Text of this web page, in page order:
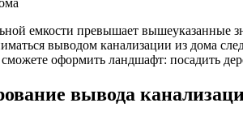
емкости превышает вышеуказанные
выводом канализации из дома
оформить ландшафт: посадить
вывода